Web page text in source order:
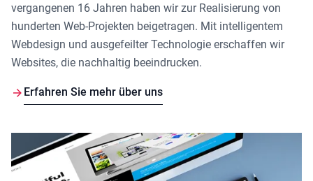
vergangenen 16 Jahren haben wir zur Realisierung von
hunderten Web-Projekten beigetragen. Mit intelligentem
Webdesign und ausgefeilter Technologie erschaffen wir
Websites, die nachhaltig beeindrucken.
Erfahren Sie mehr über uns